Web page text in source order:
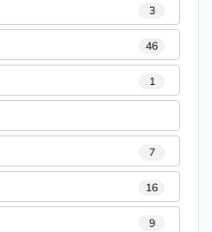
3
46
1
7
16
9